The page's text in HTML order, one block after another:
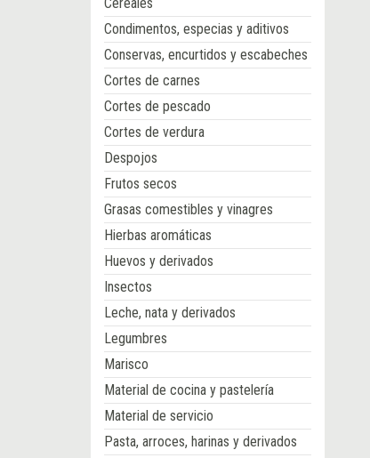
Condimentos, especias y aditivos
Conservas, encurtidos y escabeches
Cortes de carnes
Cortes de pescado
Cortes de verdura
Despojos
Frutos secos
Grasas comestibles y vinagres
Hierbas aromáticas
Huevos y derivados
Insectos
Leche, nata y derivados
Legumbres
Marisco
Material de cocina y pastelería
Material de servicio
Pasta, arroces, harinas y derivados